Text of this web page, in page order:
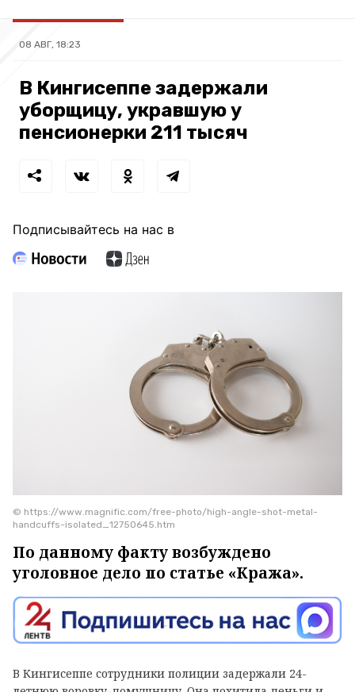
08 АВГ, 18:23
В Кингисеппе задержали
уборщицу, укравшую у
пенсионерки 211 тысяч
Подписывайтесь на нас в
© https://www.magnific.com/free-photo/high-angle-shot-metal-
handcuffs-isolated_12750645.htm
По данному факту возбуждено
уголовное дело по статье «Кража».
В Кингисеппе сотрудники полиции задержали 24-